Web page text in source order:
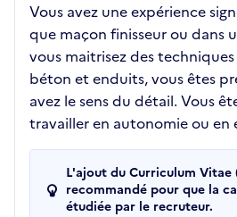
Vous avez une expérience
que maçon finisseur ou dans
vous maitrisez des
béton et enduits, vous êtes
avez le sens du détail. Vous
travailler en autonomie ou en
L'ajout du Curriculum
recommandé pour que la
étudiée par le recruteur.